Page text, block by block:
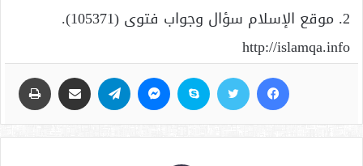
2. موقع الإسلام سؤال وجواب فتوى (105371).
http://islamqa.info